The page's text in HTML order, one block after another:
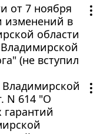
от 7 ноября
изменений в
области
(не вступил
Владимирской
N 614 "О
гарантий